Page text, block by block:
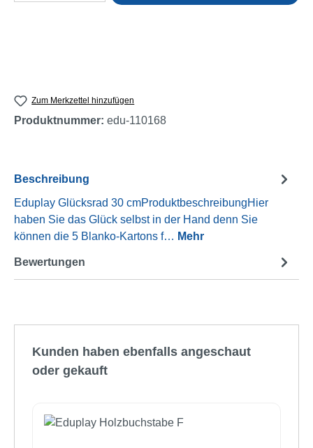
Zum Merkzettel hinzufügen
Produktnummer: edu-110168
Beschreibung
Eduplay Glücksrad 30 cmProduktbeschreibungHier
haben Sie das Glück selbst in der Hand denn Sie
können die 5 Blanko-Kartons f… Mehr
Bewertungen
Kunden haben ebenfalls angeschaut
oder gekauft